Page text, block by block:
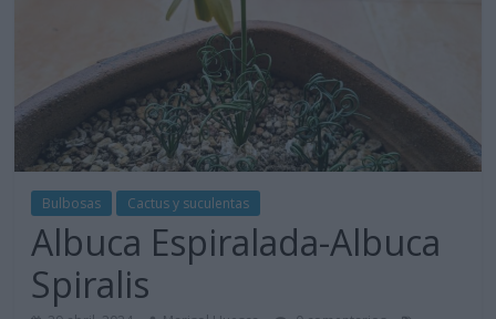
Bulbosas Cactus y suculentas
Albuca Espiralada-Albuca
Spiralis